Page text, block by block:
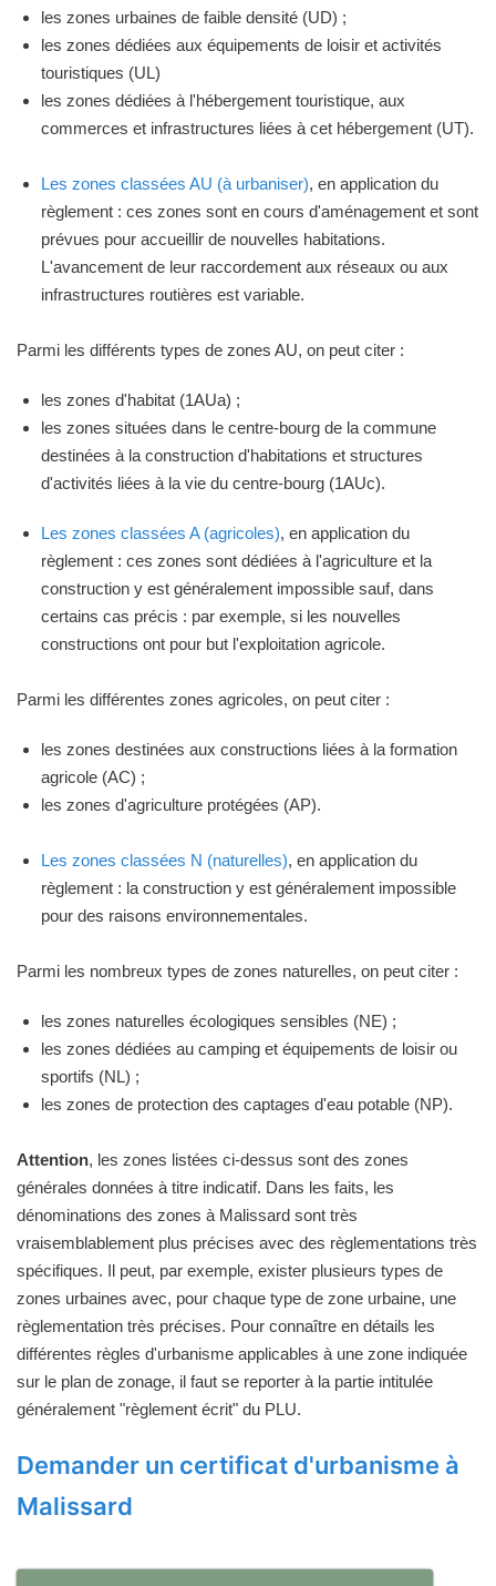
les zones urbaines de faible densité (UD) ;
les zones dédiées aux équipements de loisir et activités
touristiques (UL)
les zones dédiées à l'hébergement touristique, aux
commerces et infrastructures liées à cet hébergement (UT).
Les zones classées AU (à urbaniser), en application du
règlement : ces zones sont en cours d'aménagement et sont
prévues pour accueillir de nouvelles habitations.
L'avancement de leur raccordement aux réseaux ou aux
infrastructures routières est variable.
Parmi les différents types de zones AU, on peut citer :
les zones d'habitat (1AUa) ;
les zones situées dans le centre-bourg de la commune
destinées à la construction d'habitations et structures
d'activités liées à la vie du centre-bourg (1AUc).
Les zones classées A (agricoles), en application du
règlement : ces zones sont dédiées à l'agriculture et la
construction y est généralement impossible sauf, dans
certains cas précis : par exemple, si les nouvelles
constructions ont pour but l'exploitation agricole.
Parmi les différentes zones agricoles, on peut citer :
les zones destinées aux constructions liées à la formation
agricole (AC) ;
les zones d'agriculture protégées (AP).
Les zones classées N (naturelles), en application du
règlement : la construction y est généralement impossible
pour des raisons environnementales.
Parmi les nombreux types de zones naturelles, on peut citer :
les zones naturelles écologiques sensibles (NE) ;
les zones dédiées au camping et équipements de loisir ou
sportifs (NL) ;
les zones de protection des captages d'eau potable (NP).
Attention, les zones listées ci-dessus sont des zones
générales données à titre indicatif. Dans les faits, les
dénominations des zones à Malissard sont très
vraisemblablement plus précises avec des règlementations très
spécifiques. Il peut, par exemple, exister plusieurs types de
zones urbaines avec, pour chaque type de zone urbaine, une
règlementation très précises. Pour connaître en détails les
différentes règles d'urbanisme applicables à une zone indiquée
sur le plan de zonage, il faut se reporter à la partie intitulée
généralement "règlement écrit" du PLU.
Demander un certificat d'urbanisme à
Malissard